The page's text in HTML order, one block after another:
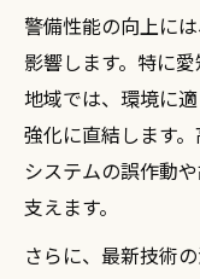
警備性能の向上に
影響します。特に
地域では、環境に
強化に直結します
システムの誤作動
支えます。
さらに、最新技術